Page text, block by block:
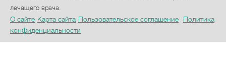
лечащего врача.
О сайте Карта сайта Пользовательское соглашение
Политика
конфиденциальности